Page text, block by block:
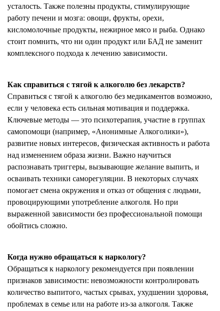
усталость. Также полезны продукты, стимулирующие
работу печени и мозга: овощи, фрукты, орехи,
кисломолочные продукты, нежирное мясо и рыба. Однако
стоит помнить, что ни один продукт или БАД не заменит
комплексного подхода к лечению зависимости.
Как справиться с тягой к алкоголю без лекарств?
Справиться с тягой к алкоголю без медикаментов возможно,
если у человека есть сильная мотивация и поддержка.
Ключевые методы — это психотерапия, участие в группах
самопомощи (например, «Анонимные Алкоголики»),
развитие новых интересов, физическая активность и работа
над изменением образа жизни. Важно научиться
распознавать триггеры, вызывающие желание выпить, и
осваивать техники саморегуляции. В некоторых случаях
помогает смена окружения и отказ от общения с людьми,
провоцирующими употребление алкоголя. Но при
выраженной зависимости без профессиональной помощи
обойтись сложно.
Когда нужно обращаться к наркологу?
Обращаться к наркологу рекомендуется при появлении
признаков зависимости: невозможности контролировать
количество выпитого, частых срывах, ухудшении здоровья,
проблемах в семье или на работе из-за алкоголя. Также